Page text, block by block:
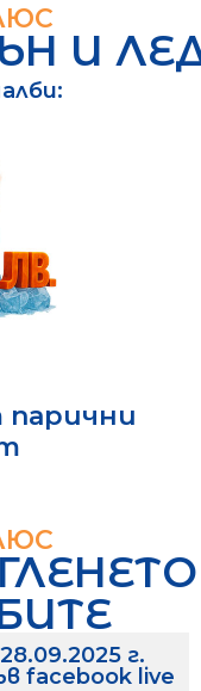
И
г.
facebook livе